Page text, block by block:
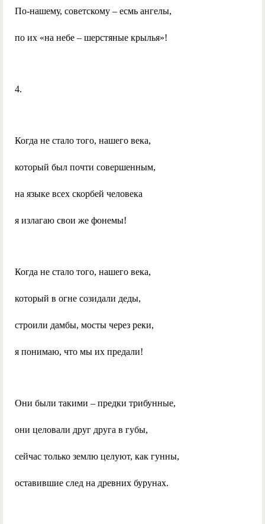
По-нашему, советскому – есмь ангелы,
по их «на небе – шерстяные крылья»!
4.
Когда не стало того, нашего века,
который был почти совершенным,
на языке всех скорбей человека
я излагаю свои же фонемы!
Когда не стало того, нашего века,
который в огне созидали деды,
строили дамбы, мосты через реки,
я понимаю, что мы их предали!
Они были такими – предки трибунные,
они целовали друг друга в губы,
сейчас только землю целуют, как гунны,
оставившие след на древних бурунах.